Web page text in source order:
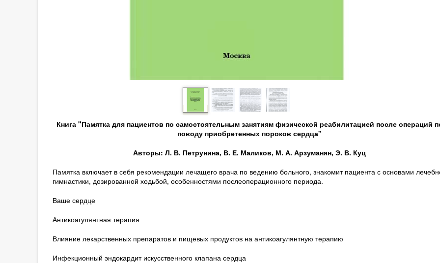
Книга "Памятка для пациентов по самостоятельным занятиям физической реабилитацией после операций
поводу приобретенных пороков сердца"
Авторы: Л. В. Петрунина, В. Е. Маликов, М. А. Арзуманян, Э. В. Куц
Памятка включает в себя рекомендации лечащего врача по ведению больного, знакомит пациента с основами
гимнастики, дозированной ходьбой, особенностями послеоперационного периода.
Ваше сердце
Антикоагулянтная терапия
Влияние лекарственных препаратов и пищевых продуктов на антикоагулянтную терапию
Инфекционный эндокардит искусственного клапана сердца